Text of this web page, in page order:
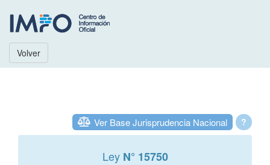
Volver
?
Ver Base Jurisprudencia Nacional
Ley N° 15750